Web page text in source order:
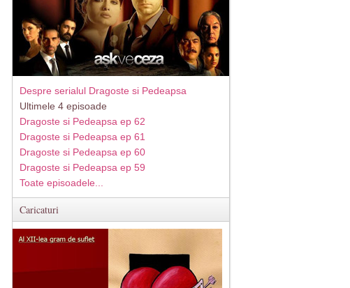
Despre serialul Dragoste si Pedeapsa
Ultimele 4 episoade
Dragoste si Pedeapsa ep 62
Dragoste si Pedeapsa ep 61
Dragoste si Pedeapsa ep 60
Dragoste si Pedeapsa ep 59
Toate episoadele...
Caricaturi